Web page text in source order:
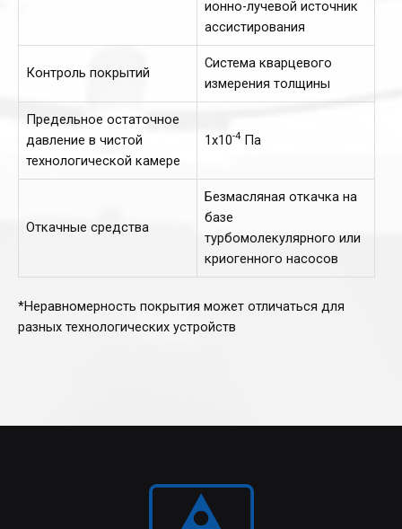
ионно-лучевой источник
ассистирования
Контроль покрытий
Система кварцевого
измерения толщины
Предельное остаточное
давление в чистой
технологической камере
1х10-4 Па
Откачные средства
Безмасляная откачка на
базе
турбомолекулярного или
криогенного насосов
*Неравномерность покрытия может отличаться для
разных технологических устройств